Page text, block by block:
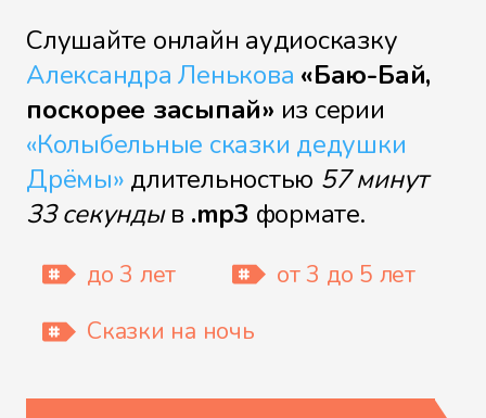
То не ветер
Слушайте онлайн аудиосказку
Александра Ленькова «Баю-Бай,
поскорее засыпай» из серии
«Колыбельные сказки дедушки
Дрёмы» длительностью 57 минут
33 секундыв .mp3 формате.
до 3 лет
от 3 до 5 лет
Сказки на ночь